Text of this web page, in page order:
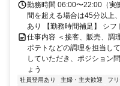
勤務時間 06:00〜22:00（
間を超える場合は45分以上
あり 【勤務時間補足】 シフ
仕事内容 ＜接客、販売、調
ポテトなどの調理を担当し
していただき、ポジション
ょう
社員登用あり 主婦・主夫歓迎 フ